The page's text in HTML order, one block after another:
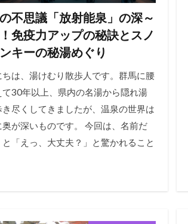
不思議「放射能泉」の深～
免疫力アップの秘訣とスノ
キーの秘湯めぐり
ちは、湯けむり散歩人です。群馬に腰
て30年以上、県内の名湯から隠れ湯
き尽くしてきましたが、温泉の世界は
奥が深いものです。 今回は、名前だ
と「えっ、大丈夫？」と驚かれること